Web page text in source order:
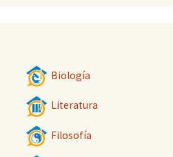
Biología
Literatura
Filosofía